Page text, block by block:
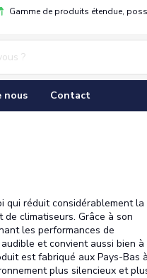
Gamme de produits étendue,
nous Contact
qui réduit considérablement la
climatiseurs. Grâce à son
les performances de
et convient aussi bien à
est fabriqué aux Pays-Bas à
plus silencieux et